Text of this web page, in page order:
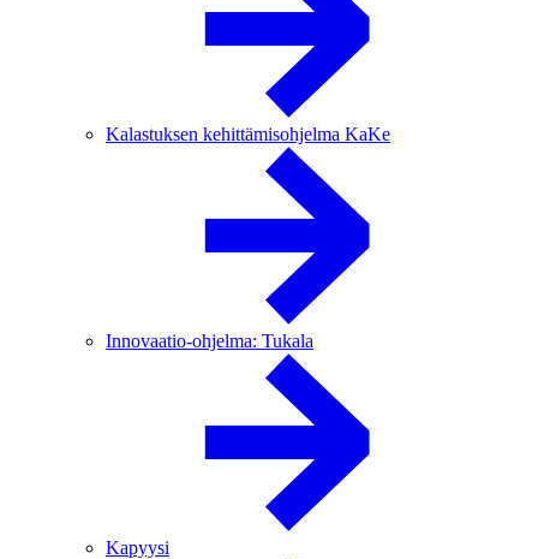
Kalastuksen kehittämisohjelma KaKe
Innovaatio-ohjelma: Tukala
Kapyysi